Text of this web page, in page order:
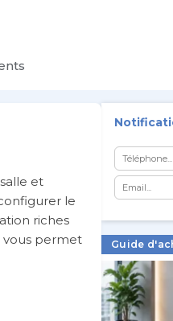
et
le
riches
vous permet
Guide